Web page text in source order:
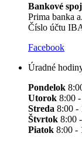
Bankové
Prima banka
Číslo účtu
Facebook
Úradné
Pondelok
Utorok 8:00
Streda 8:00 -
Štvrtok 8:00
Piatok 8:00 -